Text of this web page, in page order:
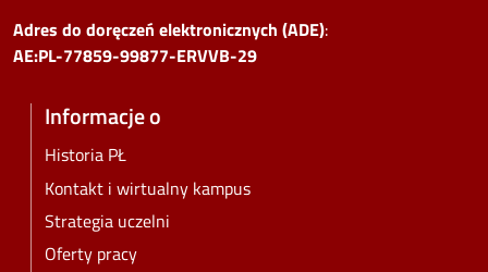
Adres do doręczeń elektronicznych (ADE):
AE:PL-77859-99877-ERVVB-29
Informacje o
Historia PŁ
Kontakt i wirtualny kampus
Strategia uczelni
Oferty pracy